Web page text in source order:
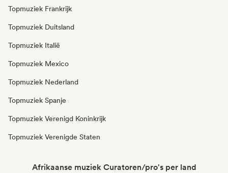
Topmuziek Frankrijk
Topmuziek Duitsland
Topmuziek Italië
Topmuziek Mexico
Topmuziek Nederland
Topmuziek Spanje
Topmuziek Verenigd Koninkrijk
Topmuziek Verenigde Staten
Afrikaanse muziek Curatoren/pro's per land